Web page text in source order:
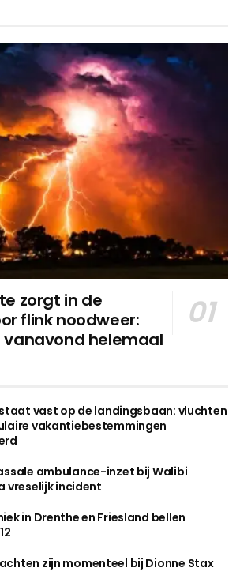
zorgt in de
flink noodweer:
helemaal
vast op de landingsbaan: vluchten
vakantiebestemmingen
ambulance-inzet bij Walibi
vreselijk incident
in Drenthe en Friesland bellen
zijn momenteel bij Dionne Stax